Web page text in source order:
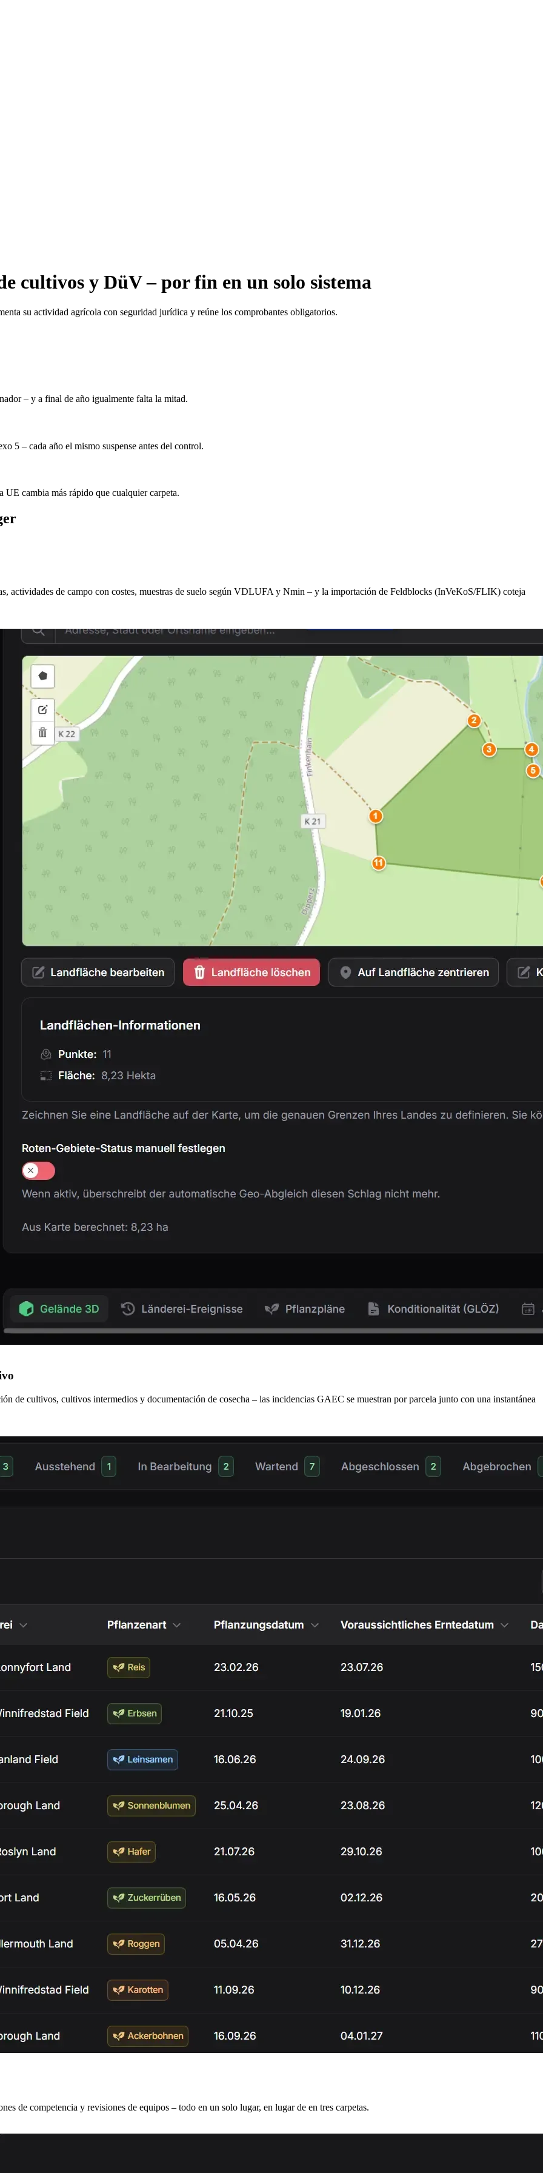
cultivos y DüV – por fin en un solo sistema
su actividad agrícola con seguridad jurídica y reúne los comprobantes obligatorios.
– y a final de año igualmente falta la mitad.
5 – cada año el mismo suspense antes del control.
cambia más rápido que cualquier carpeta.
actividades de campo con costes, muestras de suelo según VDLUFA y Nmin – y la importación de Feldblocks (InVeKoS/FLIK) coteja
de cultivos, cultivos intermedios y documentación de cosecha – las incidencias GAEC se muestran por parcela junto con una instantánea
de competencia y revisiones de equipos – todo en un solo lugar, en lugar de en tres carpetas.